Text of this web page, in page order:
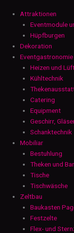
Attraktionen
Eventmodule
Hüpfburgen
Dekoration
Eventgastronomie
Heizen und
Kühltechnik
Catering
Equipment
Geschirr,
Schanktechnik
Mobiliar
Bestuhlung
Theken und
Tische
Tischwäsche
Zeltbau
Baukasten
Festzelte
Flex- und